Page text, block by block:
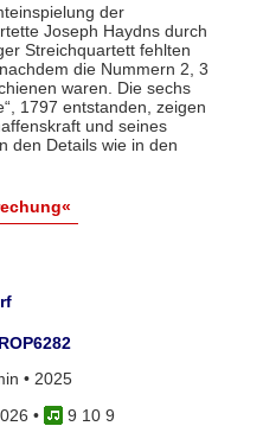
der
Joseph Haydns durch
Streichquartett fehlten
die Nummern 2, 3
waren. Die sechs
1797 entstanden, zeigen
und seines
den Details wie in den
• 2025
•
9 10 9